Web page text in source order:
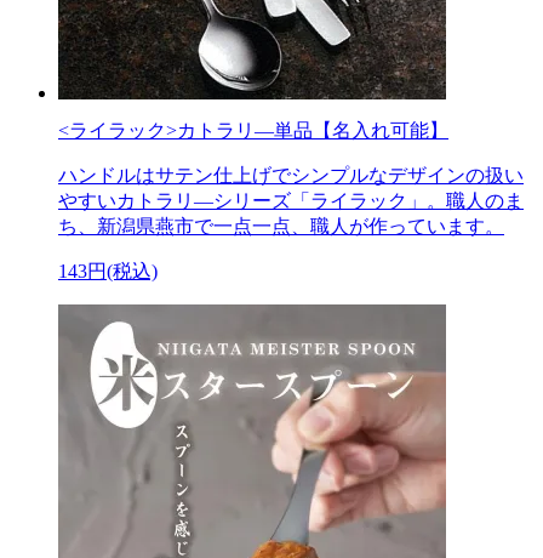
<ライラック>カトラリ―単品【名入れ可能】
ハンドルはサテン仕上げでシンプルなデザインの扱い
やすいカトラリ―シリーズ「ライラック」。職人のま
ち、新潟県燕市で一点一点、職人が作っています。
143円(税込)